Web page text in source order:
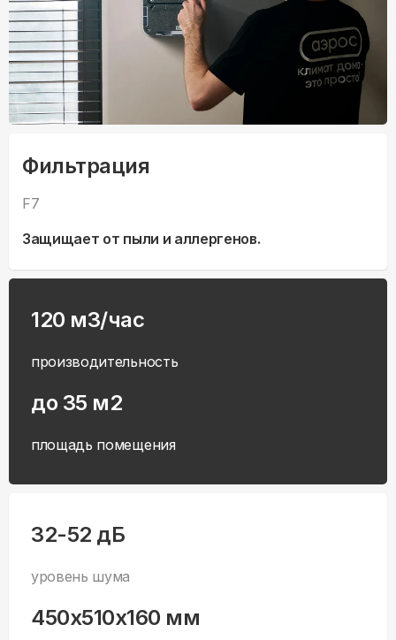
Фильтрация
F7
Защищает от пыли и аллергенов.
120 м3/час
производительность
до 35 м2
площадь помещения
32-52 дБ
уровень шума
450x510x160 мм